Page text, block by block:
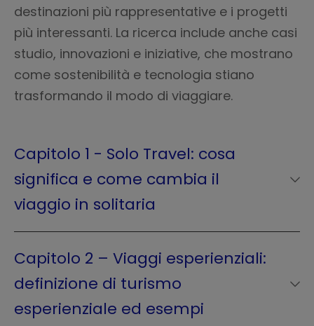
destinazioni più rappresentative e i progetti
più interessanti. La ricerca include anche casi
studio, innovazioni e iniziative, che mostrano
come sostenibilità e tecnologia stiano
trasformando il modo di viaggiare.
Capitolo 1 - Solo Travel: cosa
significa e come cambia il
viaggio in solitaria
Il primo capitolo è dedicato alsolo travel, una
tendenza in forte espansione nel turismo
contemporaneo, sempre più scelta da chi
desidera autonomia, flessibilità e tempo per
sé. Oltre a una definizione chiara, vengono
Capitolo 2 – Viaggi esperienziali:
definizione di turismo
esperienziale ed esempi